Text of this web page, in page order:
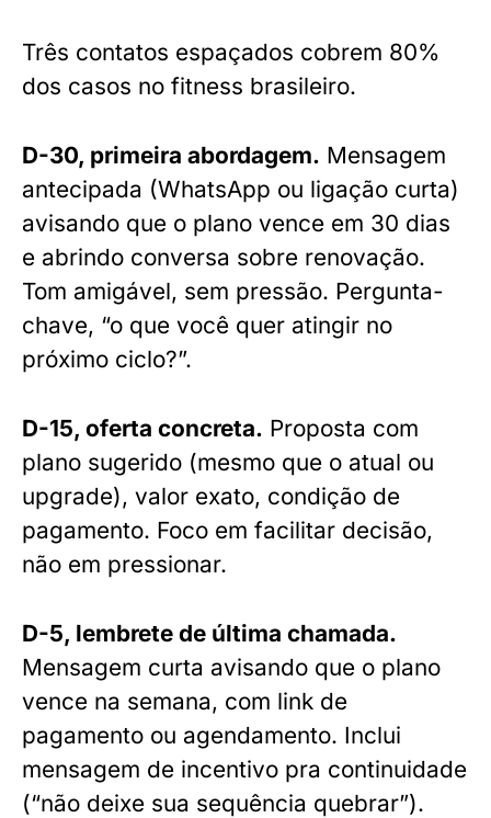
Três contatos espaçados cobrem 80%
dos casos no fitness brasileiro.
D-30, primeira abordagem. Mensagem
antecipada (WhatsApp ou ligação curta)
avisando que o plano vence em 30 dias
e abrindo conversa sobre renovação.
Tom amigável, sem pressão. Pergunta-
chave, “o que você quer atingir no
próximo ciclo?”.
D-15, oferta concreta. Proposta com
plano sugerido (mesmo que o atual ou
upgrade), valor exato, condição de
pagamento. Foco em facilitar decisão,
não em pressionar.
D-5, lembrete de última chamada.
Mensagem curta avisando que o plano
vence na semana, com link de
pagamento ou agendamento. Inclui
mensagem de incentivo pra continuidade
(“não deixe sua sequência quebrar”).